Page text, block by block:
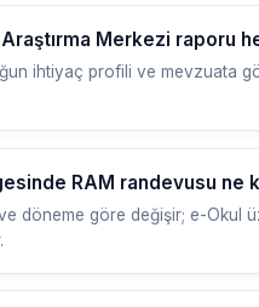
Merkezi raporu
ihtiyaç profili ve mevzuata
RAM randevusu ne
döneme göre değişir; e-Okul